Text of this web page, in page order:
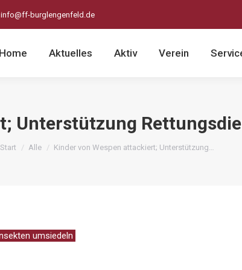
info@ff-burglengenfeld.de
Home Aktuelles Aktiv Verein
Unterstützung
Sie befinden sich hier:
Start Alle Kinder von Wespen attackiert; Unterstützung…
umsiedeln